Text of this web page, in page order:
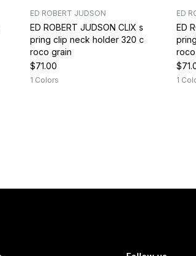
ED ROBERT JUDSON
ED ROBERT JUDSON CLIX s
pring clip neck holder 320 c
roco grain
$71.00
1 Colors
ED
ED
1